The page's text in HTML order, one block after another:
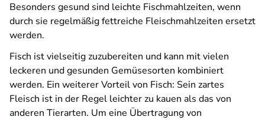
Besonders gesund sind leichte Fischmahlzeiten, wenn
durch sie regelmäßig fettreiche Fleischmahlzeiten ersetzt
werden.
Fisch ist vielseitig zuzubereiten und kann mit vielen
leckeren und gesunden Gemüsesorten kombiniert
werden. Ein weiterer Vorteil von Fisch: Sein zartes
Fleisch ist in der Regel leichter zu kauen als das von
anderen Tierarten. Um eine Übertragung von